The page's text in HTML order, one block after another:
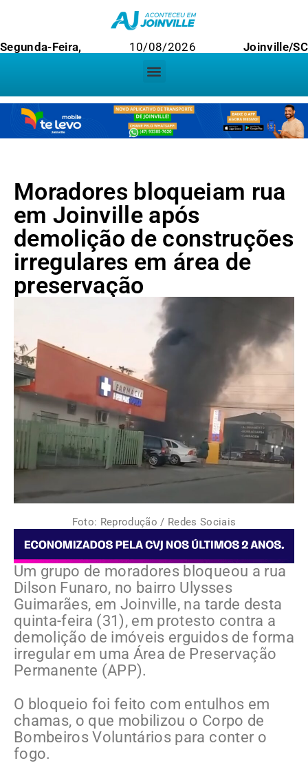
Segunda-Feira, 10/08/2026 Joinville/SC
Moradores bloqueiam rua
em Joinville após
demolição de construções
irregulares em área de
preservação
Foto: Reprodução / Redes Sociais
Um grupo de moradores bloqueou a rua
Dilson Funaro, no bairro Ulysses
Guimarães, em Joinville, na tarde desta
quinta-feira (31), em protesto contra a
demolição de imóveis erguidos de forma
irregular em uma Área de Preservação
Permanente (APP).
O bloqueio foi feito com entulhos em
chamas, o que mobilizou o Corpo de
Bombeiros Voluntários para conter o
fogo.